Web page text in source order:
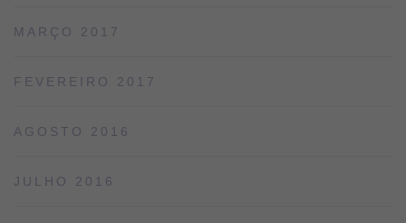
MARÇO 2017
FEVEREIRO 2017
AGOSTO 2016
JULHO 2016